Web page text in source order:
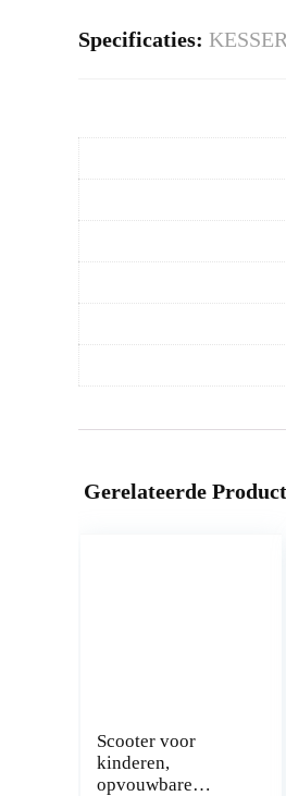
Specificaties:
Gerelateerde
Scooter voor
kinderen,
opvouwbare